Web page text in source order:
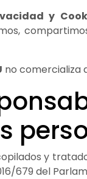
y
no comercializa
y
679 del